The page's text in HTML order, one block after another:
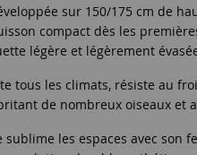
sur 150/175 cm de
compact dès les
légère et légèrement
tous les climats, résiste au
de nombreux oiseaux et
les espaces avec son